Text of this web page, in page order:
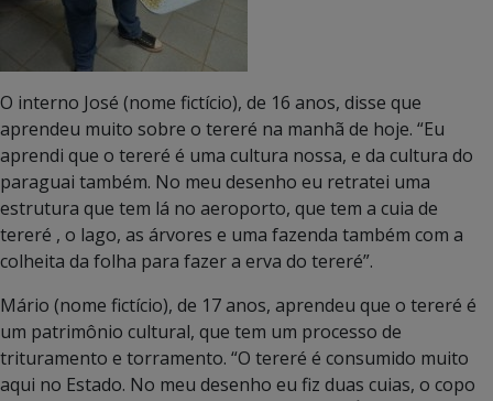
O interno José (nome fictício), de 16 anos, disse que
aprendeu muito sobre o tereré na manhã de hoje. “Eu
aprendi que o tereré é uma cultura nossa, e da cultura do
paraguai também. No meu desenho eu retratei uma
estrutura que tem lá no aeroporto, que tem a cuia de
tereré , o lago, as árvores e uma fazenda também com a
colheita da folha para fazer a erva do tereré”.
Mário (nome fictício), de 17 anos, aprendeu que o tereré é
um patrimônio cultural, que tem um processo de
trituramento e torramento. “O tereré é consumido muito
aqui no Estado. No meu desenho eu fiz duas cuias, o copo